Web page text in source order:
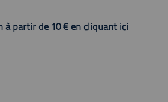
à partir de 10 € en cliquant ici